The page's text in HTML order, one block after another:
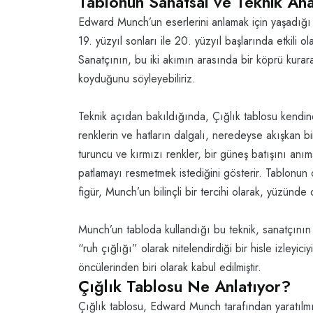
Edward Munch’un eserlerini anlamak için
19. yüzyıl sonları ile 20. yüzyıl başlarında etkili
Sanatçının, bu iki akımın arasında bir köprü
koyduğunu söyleyebiliriz.
Teknik açıdan bakıldığında, Çığlık tablosu
renklerin ve hatların dalgalı, neredeyse akışkan
turuncu ve kırmızı renkler, bir güneş batışını
patlamayı resmetmek istediğini gösterir.
figür, Munch’un bilinçli bir tercihi olarak,
Munch’un tabloda kullandığı bu teknik,
“ruh çığlığı” olarak nitelendirdiği bir hisle
öncülerinden biri olarak kabul edilmiştir.
Çığlık Tablosu Ne Anlatıyor?
Çığlık tablosu, Edward Munch tarafından